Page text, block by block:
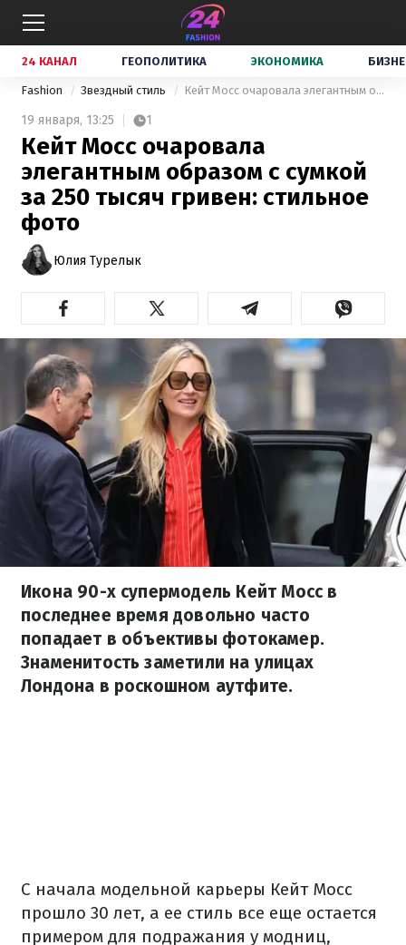
24 КАНАЛ ГЕОПОЛИТИКА ЭКОНОМИКА
Fashion Звездный стиль Кейт Мосс очаровала элегантным образом с сумкой за 250 тысяч гривен: стильное фото
19 января, 13:25 1
Кейт Мосс очаровала
элегантным образом с сумкой
за 250 тысяч гривен: стильное
фото
Юлия Турелык
Икона 90-х супермодель Кейт Мосс в
последнее время довольно часто
попадает в объективы фотокамер.
Знаменитость заметили на улицах
Лондона в роскошном аутфите.
С начала модельной карьеры Кейт Мосс
прошло 30 лет, а ее стиль все еще остается
примером для подражания у модниц,